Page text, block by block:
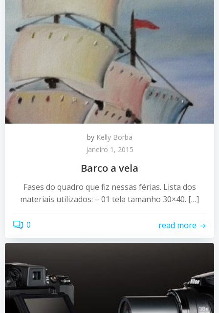
by Kelly Borba
janeiro 1, 2015
Barco a vela
Fases do quadro que fiz nessas férias. Lista dos
materiais utilizados: – 01 tela tamanho 30×40. […]
0 read more